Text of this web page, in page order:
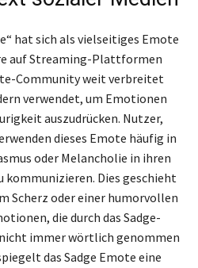
hat sich als vielseitiges Emote
auf Streaming-Plattformen
Community weit verbreitet
verwendet, um Emotionen
auszudrücken. Nutzer,
dieses Emote häufig in
oder Melancholie in ihren
Dies geschieht
Scherz oder einer humorvollen
die durch das Sadge-
immer wörtlich genommen
das Sadge Emote eine